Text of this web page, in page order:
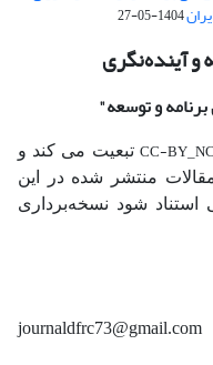
1404-05-27
آینده‌نگری
و توسعه"
CC-BY_NC تبعیت می کند و
منتشر شده در این
استناد شود نسخه‌برداری
journaldfrc73@gmail.com